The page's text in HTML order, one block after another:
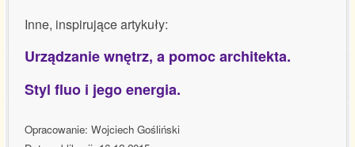
Inne, inspirujące artykuły:
Urządzanie wnętrz, a pomoc architekta.
Styl fluo i jego energia.
Opracowanie: Wojciech Gośliński